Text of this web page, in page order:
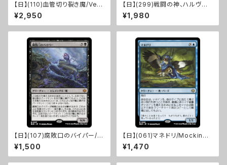
【日】(110)血管切り裂き魔/Vein
Ripper [MKM]
¥2,950
【日】(299)戦闘の神、ハルヴァ
ール/Halvar, God of Battle
[KHM]
¥1,980
【日】(107)腐敗口のバイパー/R
ottenmouth Viper [BLB]
¥1,500
【日】(061)マネドリ/Mockingb
ird [BLB]
¥1,470